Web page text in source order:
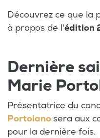
Découvrez ce que la
à propos de l'édition
Dernière
Marie
Présentatrice du
Portolanosera aux
pour la dernière fois.